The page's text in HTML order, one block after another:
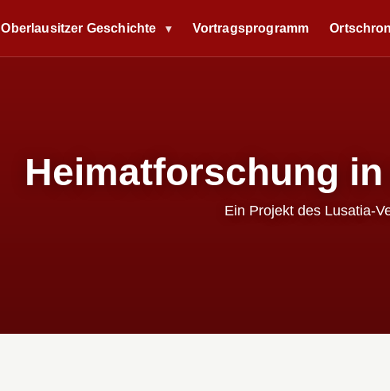
Heimatforschung
Ein Projekt des Lusatia-
Oberlausitzer Geschichte Vortragsprogramm